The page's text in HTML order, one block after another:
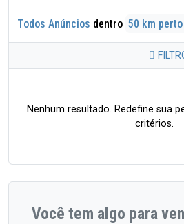
Todos Anúncios dentro 50 km
Nenhum resultado. Redefine sua
critérios.
Você tem algo para